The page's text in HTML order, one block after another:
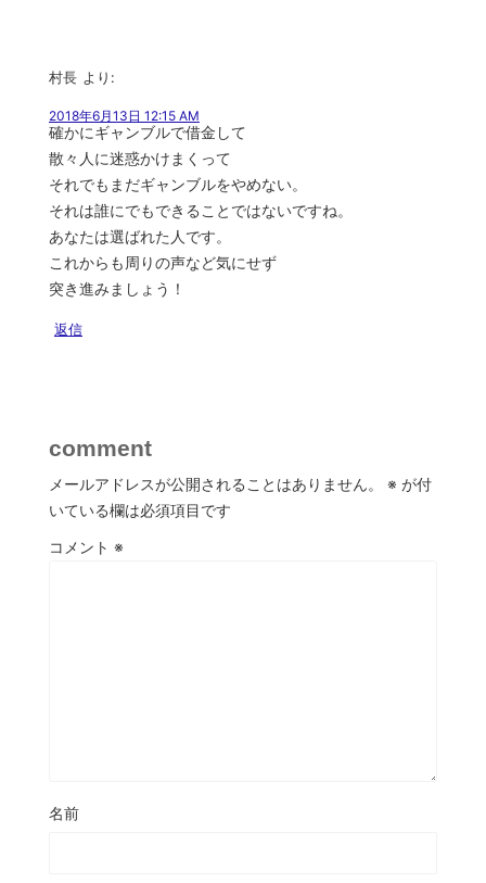
村長 より:
2018年6月13日 12:15 AM
確かにギャンブルで借金して
散々人に迷惑かけまくって
それでもまだギャンブルをやめない。
それは誰にでもできることではないですね。
あなたは選ばれた人です。
これからも周りの声など気にせず
突き進みましょう！
返信
comment
メールアドレスが公開されることはありません。 ※ が付
いている欄は必須項目です
コメント ※
名前